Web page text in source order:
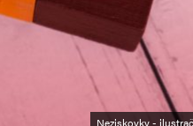
Neziskovky -